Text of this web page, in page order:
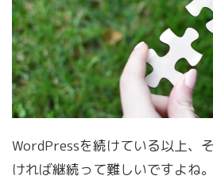
WordPressを続けている以上、
ければ継続って難しいですよね。